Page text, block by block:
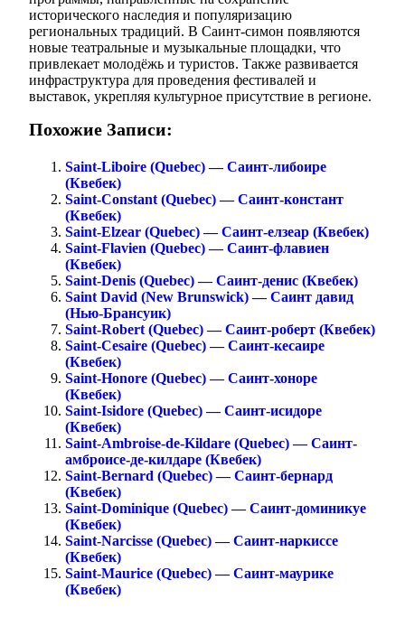
исторического наследия и популяризацию
региональных традиций. В Саинт-симон появляются
новые театральные и музыкальные площадки, что
привлекает молодёжь и туристов. Также развивается
инфраструктура для проведения фестивалей и
выставок, укрепляя культурное присутствие в регионе.
Похожие Записи:
Saint-Liboire (Quebec) — Саинт-либоире
(Квебек)
Saint-Constant (Quebec) — Саинт-констант
(Квебек)
Saint-Elzear (Quebec) — Саинт-елзеар (Квебек)
Saint-Flavien (Quebec) — Саинт-флавиен
(Квебек)
Saint-Denis (Quebec) — Саинт-денис (Квебек)
Saint David (New Brunswick) — Саинт давид
(Нью-Брансуик)
Saint-Robert (Quebec) — Саинт-роберт (Квебек)
Saint-Cesaire (Quebec) — Саинт-кесаире
(Квебек)
Saint-Honore (Quebec) — Саинт-хоноре
(Квебек)
Saint-Isidore (Quebec) — Саинт-исидоре
(Квебек)
Saint-Ambroise-de-Kildare (Quebec) — Саинт-
амброисе-де-килдаре (Квебек)
Saint-Bernard (Quebec) — Саинт-бернард
(Квебек)
Saint-Dominique (Quebec) — Саинт-доминикуе
(Квебек)
Saint-Narcisse (Quebec) — Саинт-наркиссе
(Квебек)
Saint-Maurice (Quebec) — Саинт-маурике
(Квебек)